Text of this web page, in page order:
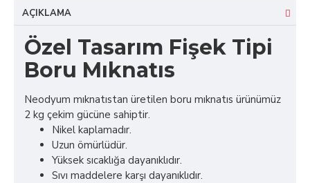
AÇIKLAMA
Özel Tasarım Fişek Tipi
Boru Mıknatıs
Neodyum mıknatıstan üretilen boru mıknatıs ürünümüz
2 kg çekim gücüne sahiptir.
Nikel kaplamadır.
Uzun ömürlüdür.
Yüksek sıcaklığa dayanıklıdır.
Sıvı maddelere karşı dayanıklıdır.